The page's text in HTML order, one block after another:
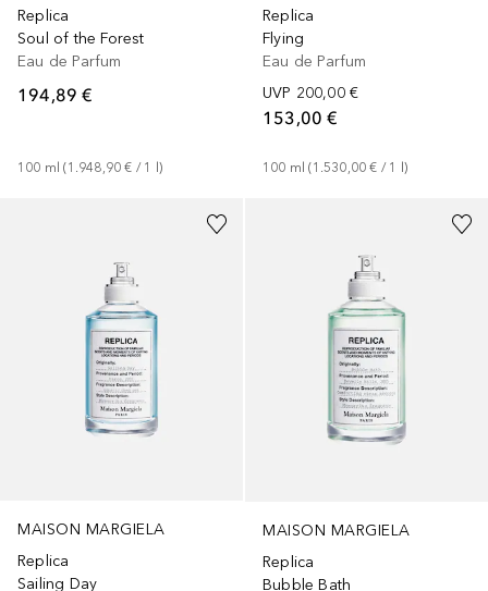
Replica
Soul of the Forest
Eau de Parfum
194,89 €
100 ml (1.948,90 € / 1 l)
Replica
Flying
Eau de Parfum
UVP 200,00 €
153,00 €
100 ml (1.530,00 € / 1 l)
MAISON MARGIELA
Replica
Sailing Day
1 Größe
MAISON MARGIELA
Replica
Bubble Bath
1 Größe